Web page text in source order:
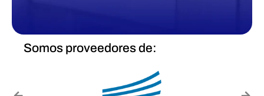
en 2025
Somos proveedores de: